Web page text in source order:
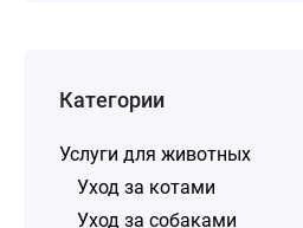
Категории
Услуги для животных
Уход за котами
Уход за собаками